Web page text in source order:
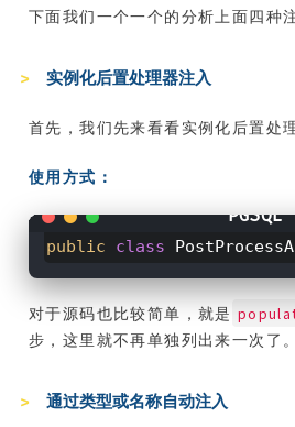
下面我们一个一个的分析上面四种
实例化后置处理器注入
首先，我们先来看看实例化后置处
使用方式：
public class
对于源码也比较简单，就是
步，这里就不再单独列出来一次了。
通过类型或名称自动注入